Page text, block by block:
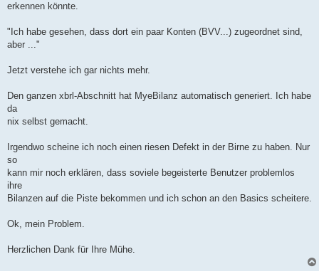
erkennen könnte.
"Ich habe gesehen, dass dort ein paar Konten (BVV...) zugeordnet sind,
aber ..."
Jetzt verstehe ich gar nichts mehr.
Den ganzen xbrl-Abschnitt hat MyeBilanz automatisch generiert. Ich habe
da
nix selbst gemacht.
Irgendwo scheine ich noch einen riesen Defekt in der Birne zu haben. Nur
so
kann mir noch erklären, dass soviele begeisterte Benutzer problemlos
ihre
Bilanzen auf die Piste bekommen und ich schon an den Basics scheitere.
Ok, mein Problem.
Herzlichen Dank für Ihre Mühe.